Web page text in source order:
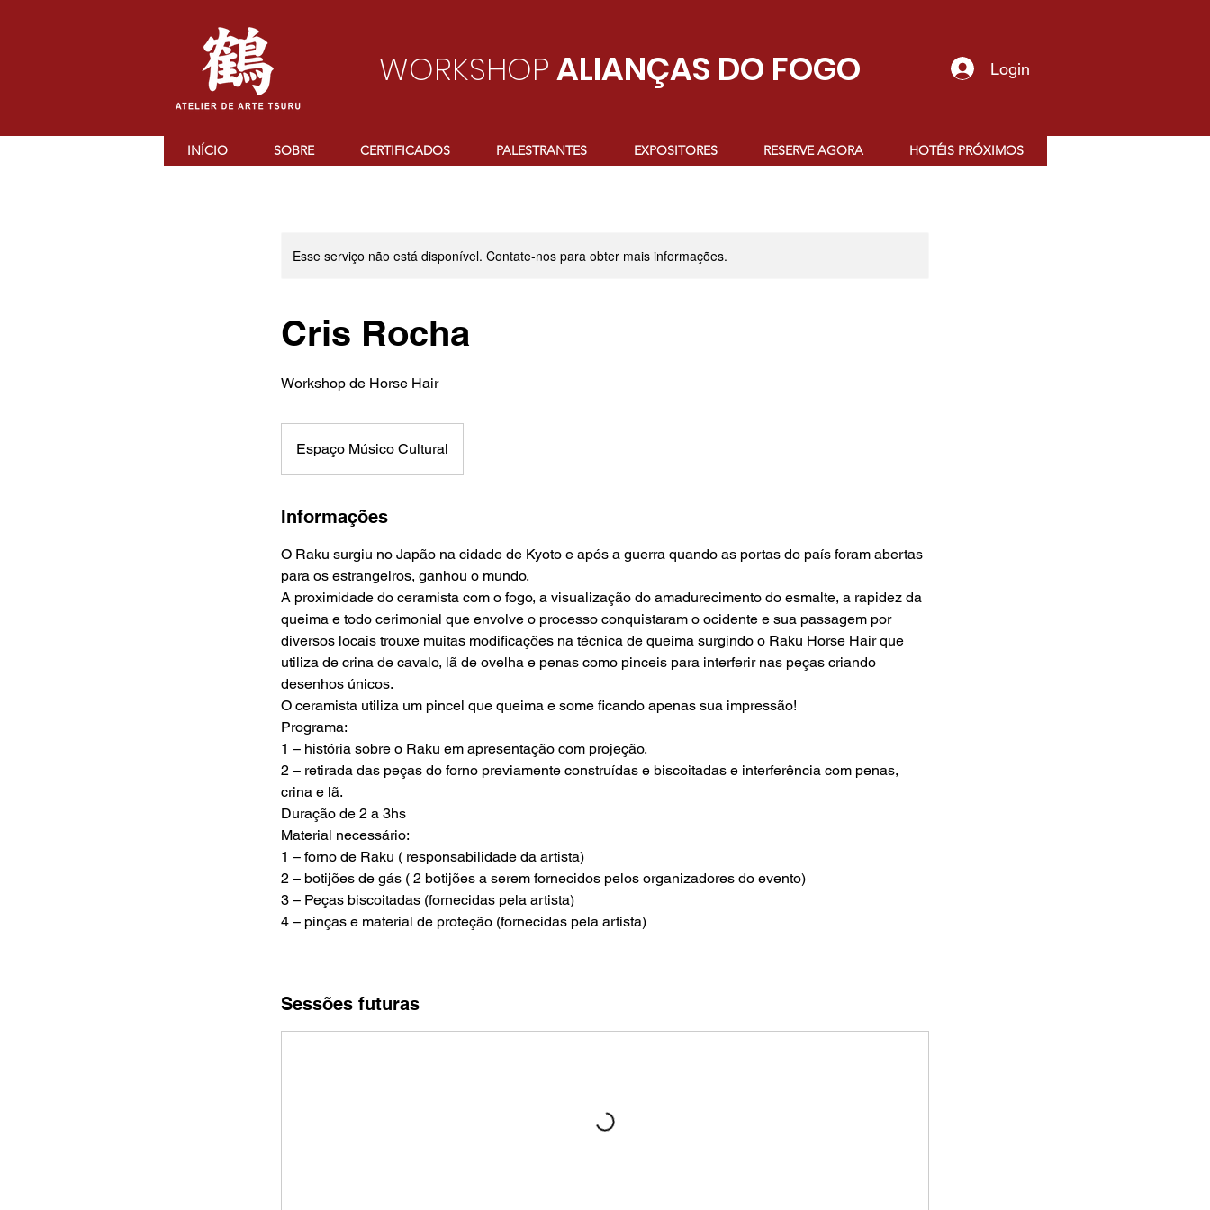
WORKSHOPALIANÇAS DO FOGO Login
INÍCIO SOBRE CERTIFICADOS PALESTRANTES EXPOSITORES RESERVE AGORA HOTÉIS PRÓXIMOS
Esse serviço não está disponível. Contate-nos para obter mais informações.
Cris Rocha
Workshop de Horse Hair
Espaço Músico Cultural
Informações
O Raku surgiu no Japão na cidade de Kyoto e após a guerra quando as portas do país foram abertas
para os estrangeiros, ganhou o mundo.
A proximidade do ceramista com o fogo, a visualização do amadurecimento do esmalte, a rapidez da
queima e todo cerimonial que envolve o processo conquistaram o ocidente e sua passagem por
diversos locais trouxe muitas modificações na técnica de queima surgindo o Raku Horse Hair que
utiliza de crina de cavalo, lã de ovelha e penas como pinceis para interferir nas peças criando
desenhos únicos.
O ceramista utiliza um pincel que queima e some ficando apenas sua impressão!
Programa:
1 – história sobre o Raku em apresentação com projeção.
2 – retirada das peças do forno previamente construídas e biscoitadas e interferência com penas,
crina e lã.
Duração de 2 a 3hs
Material necessário:
1 – forno de Raku ( responsabilidade da artista)
2 – botijões de gás ( 2 botijões a serem fornecidos pelos organizadores do evento)
3 – Peças biscoitadas (fornecidas pela artista)
Sessões futuras